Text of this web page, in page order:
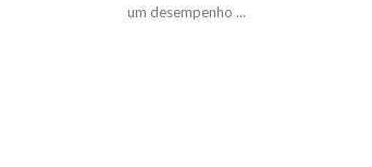
um desempenho ...